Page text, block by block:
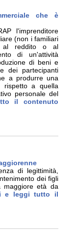
che è
l'imprenditore
(non i familiari
al reddito o al
di un'attività
di beni e
dei partecipanti
a produrre una
rispetto a quella
personale del
il contenuto
di legittimità,
dei figli
maggiore età da
e leggi tutto il